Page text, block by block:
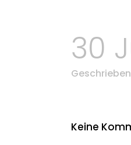
30
Geschrieben
Keine